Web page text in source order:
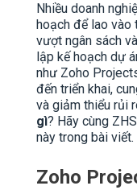
Nhiều doanh
hoạch để lao vào
vượt ngân sách
lập kế hoạch dự
như Zoho
đến triển khai,
và giảm thiểu rủi
gì? Hãy cùng
này trong bài viết.
Zoho